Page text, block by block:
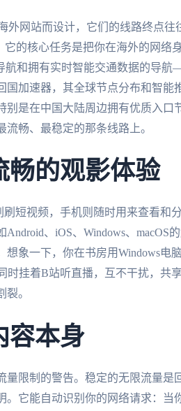
外网站而设计，它们的线路终点往
它的核心任务是把你在海外的网络
航和拥有实时智能交通数据的导
国加速器，其全球节点分布和智能
别是在中国大陆周边拥有优质入口
畅、最稳定的那条线路上。
畅的观影体验
短视频，手机则随时用来查看和分
、iOS、Windows、macOS
象一下，你在书房用Windows电
时挂着B站听直播，互不干扰，共
。
容本身
限制的警告。稳定的无限流量是
。它能自动识别你的网络请求：当